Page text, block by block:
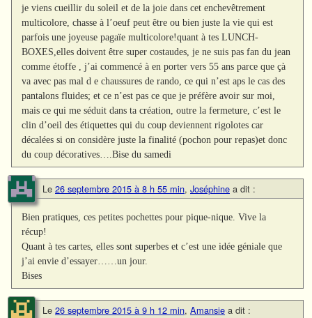
je viens cueillir du soleil et de la joie dans cet enchevêtrement
multicolore, chasse à l’oeuf peut être ou bien juste la vie qui est
parfois une joyeuse pagaïe multicolore!quant à tes LUNCH-
BOXES,elles doivent être super costaudes, je ne suis pas fan du jean
comme étoffe , j’ai commencé à en porter vers 55 ans parce que çà
va avec pas mal d e chaussures de rando, ce qui n’est aps le cas des
pantalons fluides; et ce n’est pas ce que je préfère avoir sur moi,
mais ce qui me séduit dans ta création, outre la fermeture, c’est le
clin d’oeil des étiquettes qui du coup deviennent rigolotes car
décalées si on considère juste la finalité (pochon pour repas)et donc
du coup décoratives….Bise du samedi
Le 26 septembre 2015 à 8 h 55 min, Joséphine a dit :
Bien pratiques, ces petites pochettes pour pique-nique. Vive la
récup!
Quant à tes cartes, elles sont superbes et c’est une idée géniale que
j’ai envie d’essayer……un jour.
Bises
Le 26 septembre 2015 à 9 h 12 min, Amansie a dit :